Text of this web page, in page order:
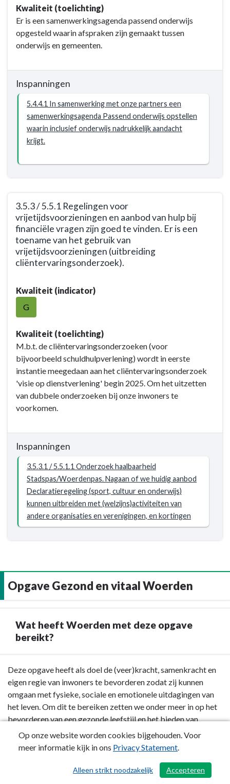
Opgave:
Kansrijk
Woerden
5.4.4
samenwerkingsagenda
Passend
onderwijs
beschreven
onderwijs
wordt
vormgegeven
(link
naar
programma
Kwaliteit (toelichting)
Er is een samenwerkingsagenda passend onderwijs
opgesteld waarin afspraken zijn gemaakt tussen
onderwijs en gemeenten.
Inspanningen
5.4.4.1 In samenwerking met onze partners een
samenwerkingsagenda Passend onderwijs opstellen
waarin inclusief onderwijs nadrukkelijk aandacht
krijgt.
3.5.3 / 5.5.1 Regelingen voor
vrijetijdsvoorzieningen en aanbod van hulp bij
financiële vragen zijn goed te vinden. Er is een
toename van het gebruik van
vrijetijdsvoorzieningen (uitbreiding
cliëntervaringsonderzoek).
naar
navigatie
Opgave:
Kansrijk
Woerden
Resultaat
3.5.3
Regelingen
voor
vrijetijdsvoorzieningen
aanbod
te
een
gebruik
van
cliëntervaringsonderzoek).
Kwaliteit (indicator)
G
Kwaliteit (toelichting)
M.b.t. de cliëntervaringsonderzoeken (voor
bijvoorbeeld schuldhulpverlening) wordt in eerste
instantie meegedaan aan het cliëntervaringsonderzoek
'visie op dienstverlening' begin 2025. Om het uitzetten
van dubbele onderzoeken bij onze inwoners te
voorkomen.
Inspanningen
3.5.3.1 / 5.5.1.1 Onderzoek haalbaarheid
Stadspas/Woerdenpas. Nagaan of we huidig aanbod
Declaratieregeling (sport, cultuur en onderwijs)
kunnen uitbreiden met (welzijns)activiteiten van
andere organisaties en verenigingen, en kortingen
op ...
Opgave Gezond en vitaal Woerden
Wat heeft Woerden met deze opgave
bereikt?
Terug
naar
navigatie
Opgave
Gezond
Deze opgave heeft als doel de (veer)kracht, samenkracht en
eigen regie van inwoners te bevorderen zodat zij kunnen
omgaan met fysieke, sociale en emotionele uitdagingen van
het leven. Om dit te bereiken zetten we onder meer in op het
bevorderen van een gezonde leefstijl en het bieden van
ondersteuning aan mensen met mentale uitdagingen. In 2024
is onder meer het aantal jongerenwerkers uitgebreid, om zo
bijvoorbeeld door actief contact met leerlingen van groep
7/8 van basisscholen en door meer activiteiten te bieden. Via
/ 691
Op onze website worden cookies bijgehouden. Voor
meer informatie kijk in ons Privacy Statement.
Accepteren
Alleen strikt noodzakelijk